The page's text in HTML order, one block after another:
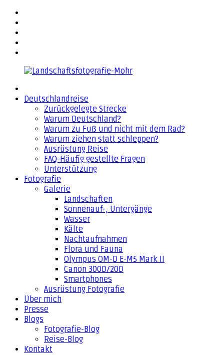
Zurück
zum
Inhalt
Landschaftsfotografie-
Deutschlandreise
Zurückgelegte Strecke
Warum Deutschland?
Warum zu Fuß und nicht mit dem Rad?
Warum ziehen statt schleppen?
Ausrüstung Reise
FAQ-Häufig gestellte Fragen
Unterstützung
Fotografie
Galerie
Landschaften
Sonnenauf-, Untergänge
Wasser
Kälte
Nachtaufnahmen
Flora und Fauna
Olympus OM-D E-M5 Mark II
Canon 300D/20D
Smartphones
Ausrüstung Fotografie
Über mich
Presse
Blogs
Fotografie-Blog
Reise-Blog
Kontakt